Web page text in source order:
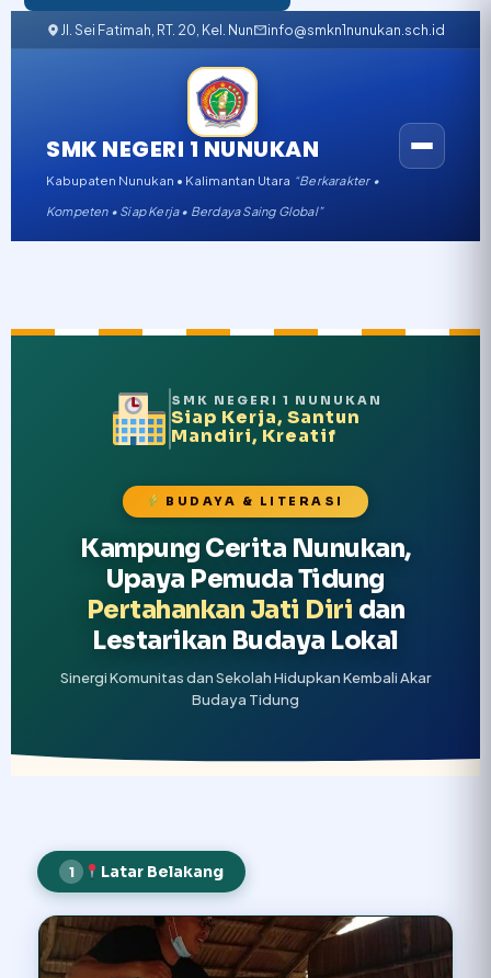
Jl. Sei Fatimah, RT. 20, Kel. Nunukan Barat, Kabupaten Nunukan,
info@smkn1nunukan.sch.id
SMK NEGERI 1 NUNUKAN
Kabupaten Nunukan • Kalimantan Utara “Berkarakter •
Kompeten • Siap Kerja • Berdaya Saing Global”
SMK NEGERI 1 NUNUKAN
Siap Kerja, Santun
Mandiri, Kreatif
BUDAYA & LITERASI
Kampung Cerita Nunukan,
Upaya Pemuda Tidung
Pertahankan Jati Diri dan
Lestarikan Budaya Lokal
Sinergi Komunitas dan Sekolah Hidupkan Kembali Akar
Budaya Tidung
1 Latar Belakang